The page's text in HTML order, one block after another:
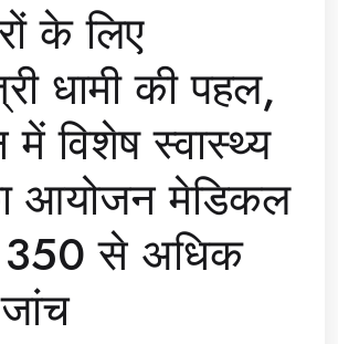
के लिए
धामी की पहल,
में विशेष स्वास्थ्य
आयोजन मेडिकल
350 से अधिक